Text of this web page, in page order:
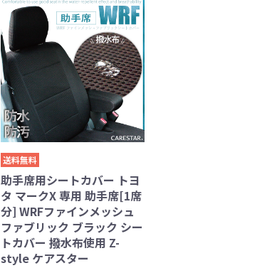
送料無料
助手席用シートカバー トヨ
タ マークX 専用 助手席[1席
分] WRFファインメッシュ
ファブリック ブラック シー
トカバー 撥水布使用 Z-
style ケアスター